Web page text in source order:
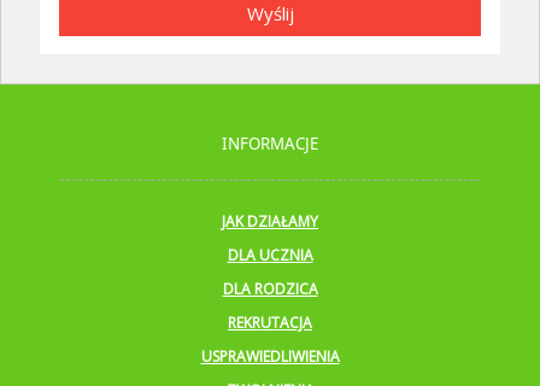
Wyślij
INFORMACJE
JAK DZIAŁAMY
DLA UCZNIA
DLA RODZICA
REKRUTACJA
USPRAWIEDLIWIENIA